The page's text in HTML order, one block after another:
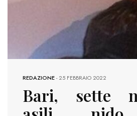
REDAZIONE-25 FEBBRAIO 2022
Bari, sette